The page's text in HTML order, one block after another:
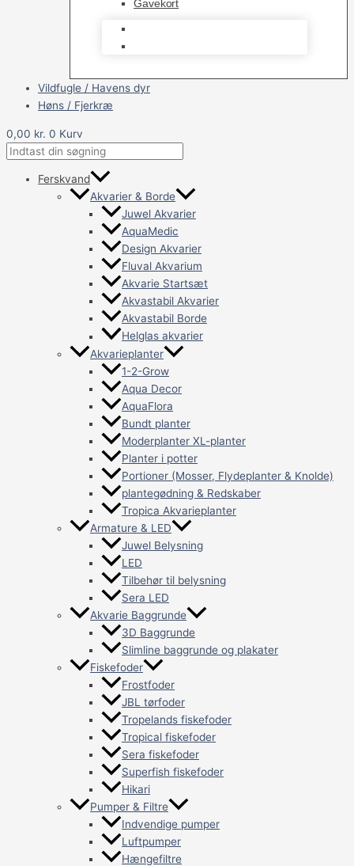
Gavekort
Vildfugle / Havens dyr
Høns / Fjerkræ
0,00 kr. 0 Kurv
Ferskvand
Akvarier & Borde
Juwel Akvarier
AquaMedic
Design Akvarier
Fluval Akvarium
Akvarie Startsæt
Akvastabil Akvarier
Akvastabil Borde
Helglas akvarier
Akvarieplanter
1-2-Grow
Aqua Decor
AquaFlora
Bundt planter
Moderplanter XL-planter
Planter i potter
Portioner (Mosser, Flydeplanter & Knolde)
plantegødning & Redskaber
Tropica Akvarieplanter
Armature & LED
Juwel Belysning
LED
Tilbehør til belysning
Sera LED
Akvarie Baggrunde
3D Baggrunde
Slimline baggrunde og plakater
Fiskefoder
Frostfoder
JBL tørfoder
Tropelands fiskefoder
Tropical fiskefoder
Sera fiskefoder
Superfish fiskefoder
Hikari
Pumper & Filtre
Indvendige pumper
Luftpumper
Hængefiltre